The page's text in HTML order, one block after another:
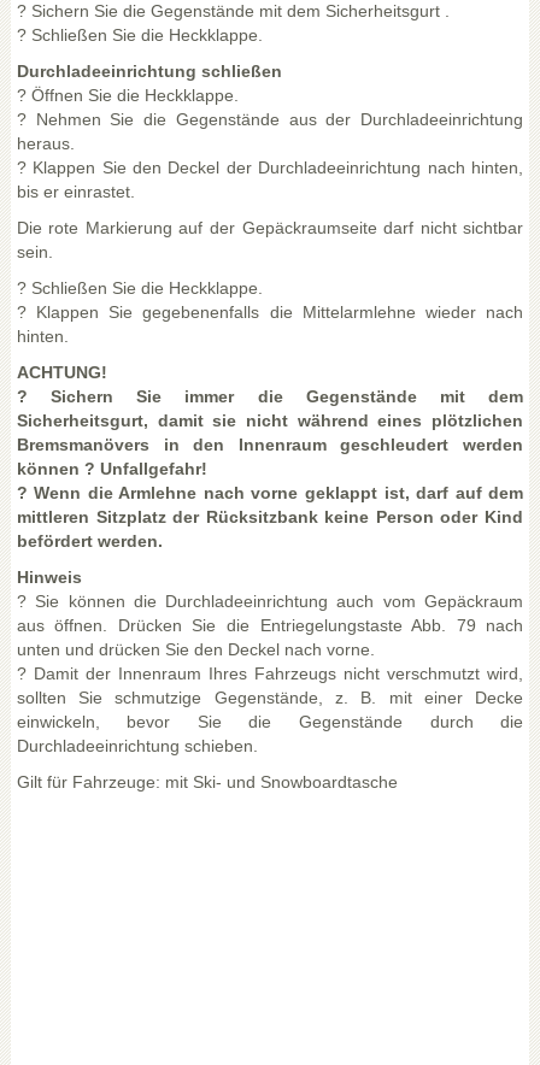
? Sichern Sie die Gegenstände mit dem Sicherheitsgurt .
? Schließen Sie die Heckklappe.
Durchladeeinrichtung schließen
? Öffnen Sie die Heckklappe.
? Nehmen Sie die Gegenstände aus der Durchladeeinrichtung
heraus.
? Klappen Sie den Deckel der Durchladeeinrichtung nach hinten,
bis er einrastet.
Die rote Markierung auf der Gepäckraumseite darf nicht sichtbar
sein.
? Schließen Sie die Heckklappe.
? Klappen Sie gegebenenfalls die Mittelarmlehne wieder nach
hinten.
ACHTUNG!
? Sichern Sie immer die Gegenstände mit dem
Sicherheitsgurt, damit sie nicht während eines plötzlichen
Bremsmanövers in den Innenraum geschleudert werden
können ? Unfallgefahr!
? Wenn die Armlehne nach vorne geklappt ist, darf auf dem
mittleren Sitzplatz der Rücksitzbank keine Person oder Kind
befördert werden.
Hinweis
? Sie können die Durchladeeinrichtung auch vom Gepäckraum
aus öffnen. Drücken Sie die Entriegelungstaste Abb. 79 nach
unten und drücken Sie den Deckel nach vorne.
? Damit der Innenraum Ihres Fahrzeugs nicht verschmutzt wird,
sollten Sie schmutzige Gegenstände, z. B. mit einer Decke
einwickeln, bevor Sie die Gegenstände durch die
Durchladeeinrichtung schieben.
Gilt für Fahrzeuge: mit Ski- und Snowboardtasche